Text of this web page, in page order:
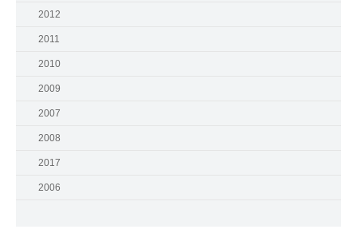
2012
2011
2010
2009
2007
2008
2017
2006